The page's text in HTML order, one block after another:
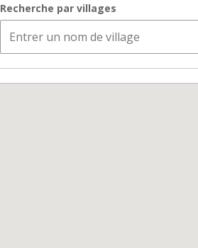
Recherche par villages